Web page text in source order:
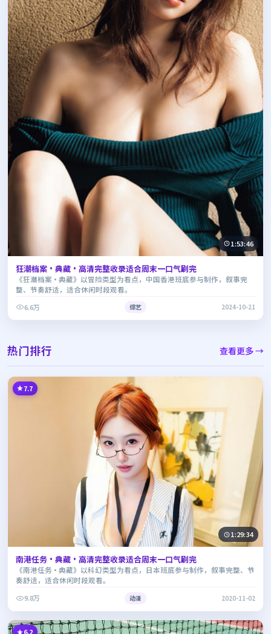
1:53:46
狂潮档案·典藏·高清完整收录适合周末一口气刷完
《狂潮档案·典藏》以冒险类型为看点，中国香港班底参与制作，叙事完
整、节奏舒适，适合休闲时段观看。
6.6万
综艺 2024-10-21
热门排行 查看更多 →
7.7
1:29:34
南港任务·典藏·高清完整收录适合周末一口气刷完
《南港任务·典藏》以科幻类型为看点，日本班底参与制作，叙事完整、节
奏舒适，适合休闲时段观看。
9.8万
动漫 2020-11-02
6.2